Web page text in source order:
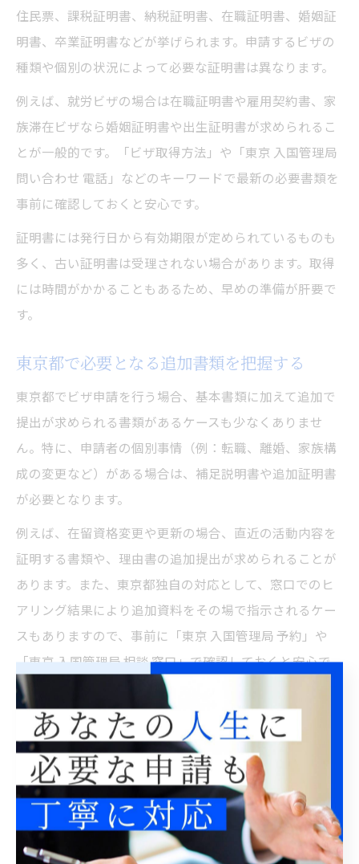
住民票、課税証明書、納税証明書、在職証明書、婚姻証
明書、卒業証明書などが挙げられます。申請するビザの
種類や個別の状況によって必要な証明書は異なります。
例えば、就労ビザの場合は在職証明書や雇用契約書、家
族滞在ビザなら婚姻証明書や出生証明書が求められるこ
とが一般的です。「ビザ取得方法」や「東京 入国管理局
問い合わせ 電話」などのキーワードで最新の必要書類を
事前に確認しておくと安心です。
証明書には発行日から有効期限が定められているものも
多く、古い証明書は受理されない場合があります。取得
には時間がかかることもあるため、早めの準備が肝要で
す。
東京都で必要となる追加書類を把握する
東京都でビザ申請を行う場合、基本書類に加えて追加で
提出が求められる書類があるケースも少なくありませ
ん。特に、申請者の個別事情（例：転職、離婚、家族構
成の変更など）がある場合は、補足説明書や追加証明書
が必要となります。
例えば、在留資格変更や更新の場合、直近の活動内容を
証明する書類や、理由書の追加提出が求められることが
あります。また、東京都独自の対応として、窓口でのヒ
アリング結果により追加資料をその場で指示されるケー
スもありますので、事前に「東京 入国管理局 予約」や
「東京 入国管理局 相談 窓口」で確認しておくと安心で
す。
追加書類の提出を求められた際は、できるだけ早く対応
し、疑問点があれば窓口や専門家に相談しましょう。遅
延や不備を防ぐためにも、柔軟な準備が求められます。